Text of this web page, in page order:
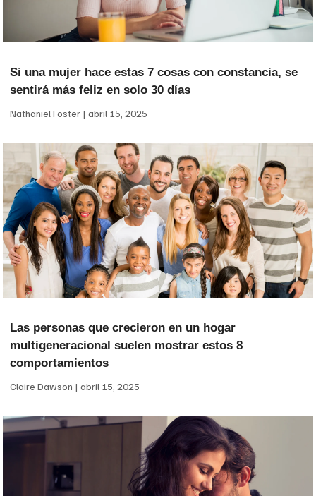
Si una mujer hace estas 7 cosas con constancia, se
sentirá más feliz en solo 30 días
Nathaniel Foster abril 15, 2025
Las personas que crecieron en un hogar
multigeneracional suelen mostrar estos 8
comportamientos
Claire Dawson abril 15, 2025